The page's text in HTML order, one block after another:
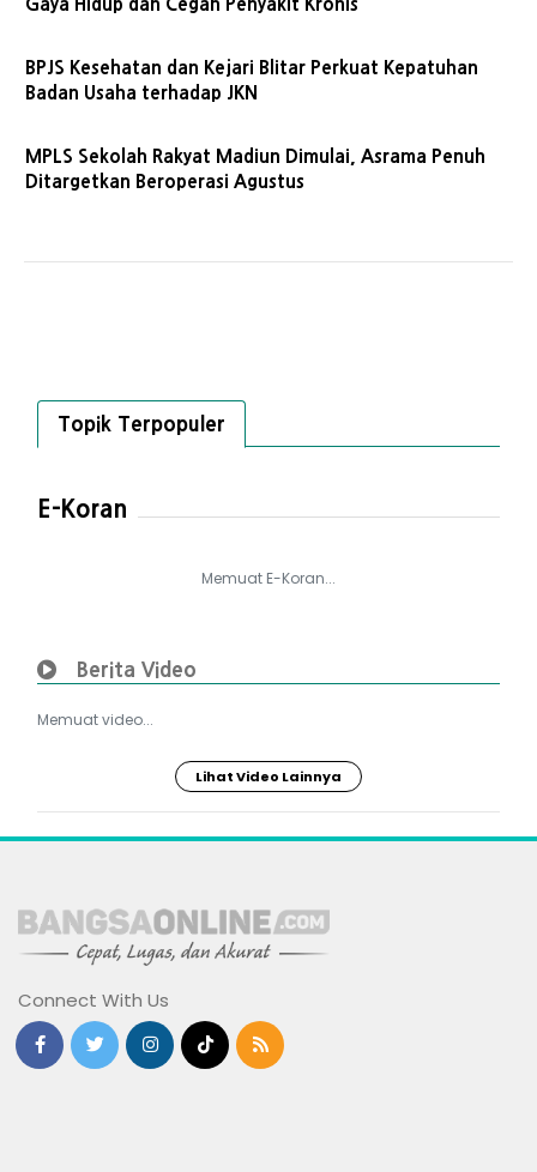
Gaya Hidup dan Cegah Penyakit Kronis
BPJS Kesehatan dan Kejari Blitar Perkuat Kepatuhan
Badan Usaha terhadap JKN
MPLS Sekolah Rakyat Madiun Dimulai, Asrama Penuh
Ditargetkan Beroperasi Agustus
Topik Terpopuler
E-Koran
Memuat E-Koran...
Berita Video
Memuat video...
Lihat Video Lainnya
Connect With Us